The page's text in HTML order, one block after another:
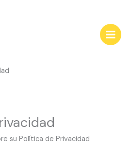
su Política de Privacidad